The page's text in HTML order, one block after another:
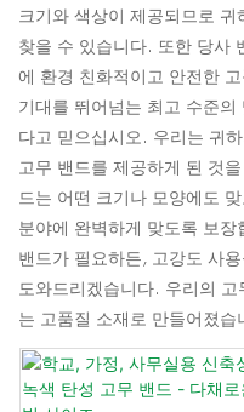
크기와 색상이 제공되므로
찾을 수 있습니다. 또한 당사
에 환경 친화적이고 안전한
기대를 뛰어넘는 최고 수준
다고 믿으십시오. 우리는 귀
고무 밴드를 제공하게 된 것
드는 어떤 크기나 모양에도
분야에 완벽하게 맞도록 보
밴드가 필요하든, 고강도 사
도와드리겠습니다. 우리의
는 고품질 소재로 만들어졌습